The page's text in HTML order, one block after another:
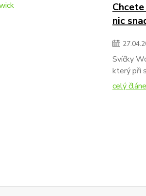
nic
27.04.
Svíčky
který při
celý